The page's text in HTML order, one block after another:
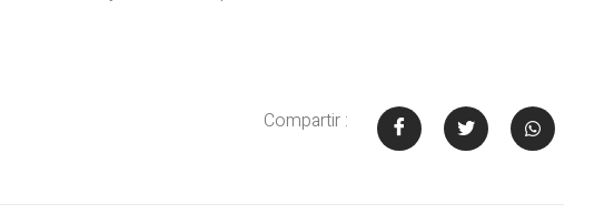
Compartir :